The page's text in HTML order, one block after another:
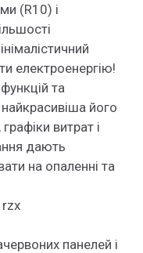
(R10) і
електроенергію!
та
його
витрат і
дають
на опаленні та
rzx
панелей і